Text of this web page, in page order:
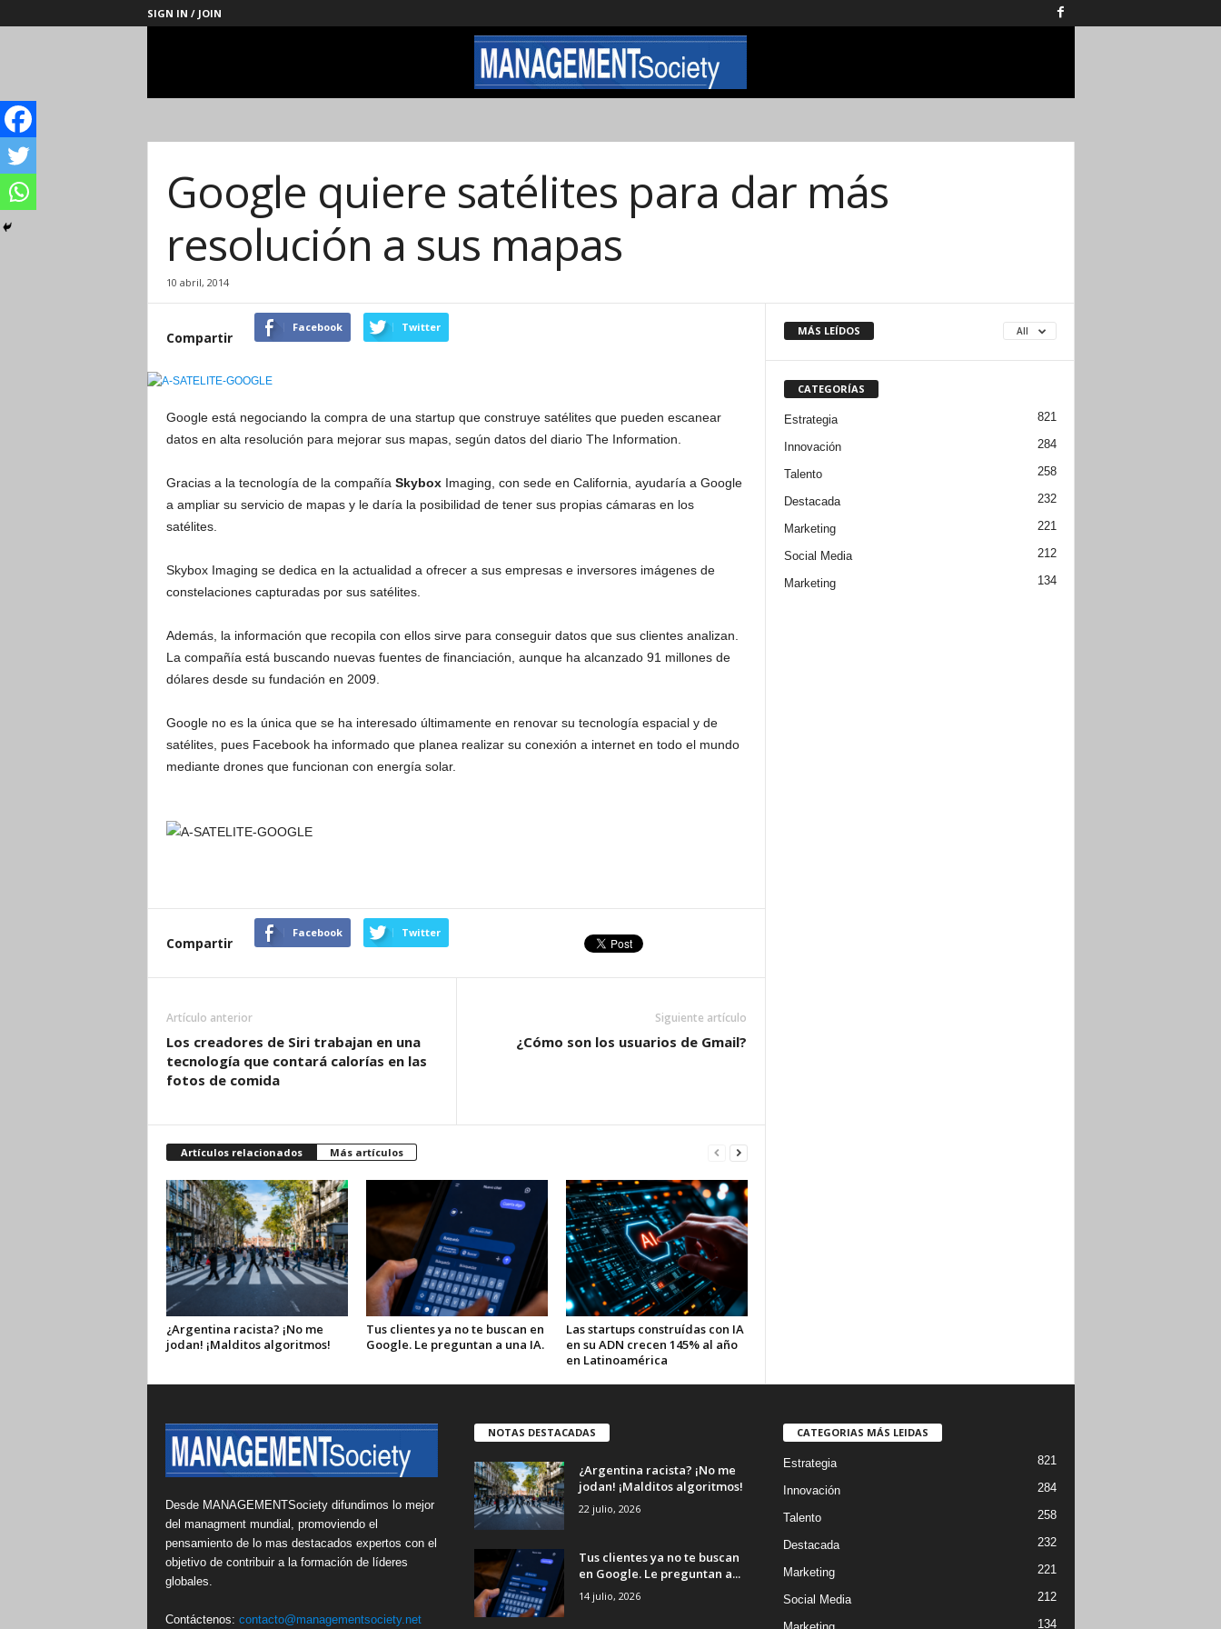
SIGN IN / JOIN
Management
Google quiere satélites para dar más
resolución a sus mapas
10 abril, 2014
Compartir
Facebook Twitter
Google está negociando la compra de una startup que construye satélites que pueden escanear
datos en alta resolución para mejorar sus mapas, según datos del diario The Information.
Gracias a la tecnología de la compañía SkyboxImaging, con sede en California, ayudaría a Google
a ampliar su servicio de mapas y le daría la posibilidad de tener sus propias cámaras en los
satélites.
Skybox Imaging se dedica en la actualidad a ofrecer a sus empresas e inversores imágenes de
constelaciones capturadas por sus satélites.
Además, la información que recopila con ellos sirve para conseguir datos que sus clientes analizan.
La compañía está buscando nuevas fuentes de financiación, aunque ha alcanzado 91 millones de
dólares desde su fundación en 2009.
Google no es la única que se ha interesado últimamente en renovar su tecnología espacial y de
satélites, pues Facebook ha informado que planea realizar su conexión a internet en todo el mundo
mediante drones que funcionan con energía solar.
Compartir
Facebook Twitter
Artículo anterior
Los creadores de Siri trabajan en una
tecnología que contará calorías en las
fotos de comida
Siguiente artículo
¿Cómo son los usuarios de Gmail?
Artículos relacionados Más artículos
¿Argentina racista? ¡No me
jodan! ¡Malditos algoritmos!
Tus clientes ya no te buscan en
Google. Le preguntan a una IA.
Las startups construídas con IA
en su ADN crecen 145% al año
en Latinoamérica
MÁS LEÍDOS All
CATEGORÍAS
Estrategia 821
Innovación 284
Talento 258
Destacada 232
Marketing 221
Social Media 212
Marketing 134
Desde MANAGEMENTSociety difundimos lo mejor
del managment mundial, promoviendo el
pensamiento de lo mas destacados expertos con el
objetivo de contribuir a la formación de líderes
globales.
Contáctenos: contacto@managementsociety.net
NOTAS DESTACADAS
¿Argentina racista? ¡No me
jodan! ¡Malditos algoritmos!
22 julio, 2026
Tus clientes ya no te buscan
en Google. Le preguntan a...
14 julio, 2026
CATEGORIAS MÁS LEIDAS
Estrategia 821
Innovación 284
Talento 258
Destacada 232
Marketing 221
Social Media 212
134